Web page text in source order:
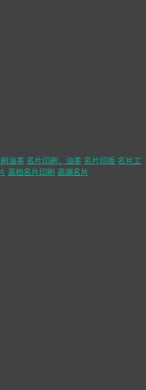
油墨 名片印刷，油墨 名片印版 名片工
高档名片印刷 高端名片